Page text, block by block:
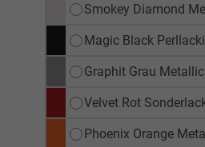
Smokey Diamond
Magic Black
Graphit Grau
Velvet Rot
Phoenix Orange